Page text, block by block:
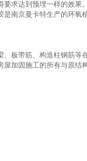
要求达到预埋一样的效果
是南京曼卡特生产的环氧
、板带筋、构造柱钢筋等
屋加固施工的所有与原结